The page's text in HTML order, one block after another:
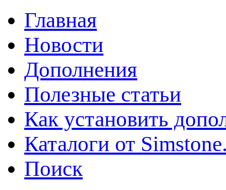
Главная
Новости
Дополнения
Полезные статьи
Как установить
Каталоги от
Поиск